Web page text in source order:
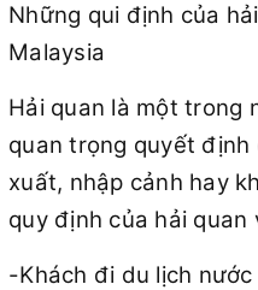
Những qui định của
Malaysia
Hải quan là một trong
quan trọng quyết
xuất, nhập cảnh hay
quy định của hải quan
-Khách đi du lịch